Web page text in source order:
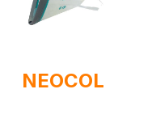
NEOCOL